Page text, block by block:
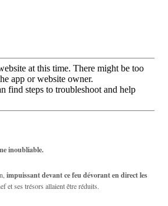
inoubliable.
impuissant devant ce feu dévorant en direct les
et ses trésors allaient être réduits.